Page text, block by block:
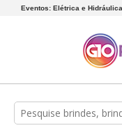
Eventos: Elétrica e Hidráulica